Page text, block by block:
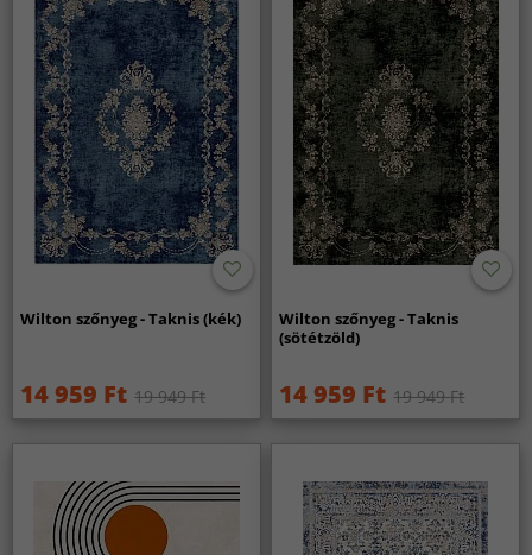
Wilton szőnyeg - Taknis (kék)
14 959 Ft 19 949 Ft
Wilton szőnyeg - Taknis
(sötétzöld)
14 959 Ft 19 949 Ft